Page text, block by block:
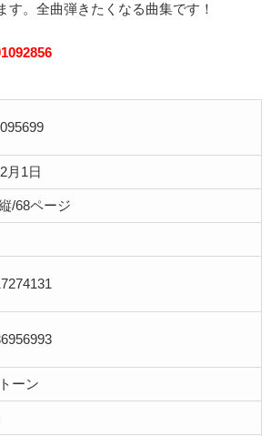
す。全曲弾きたくなる曲集です！
月1日
/68ページ
ーン